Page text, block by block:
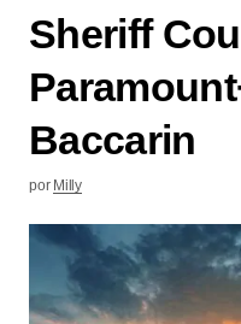
Sheriff
Baccarin
por Milly